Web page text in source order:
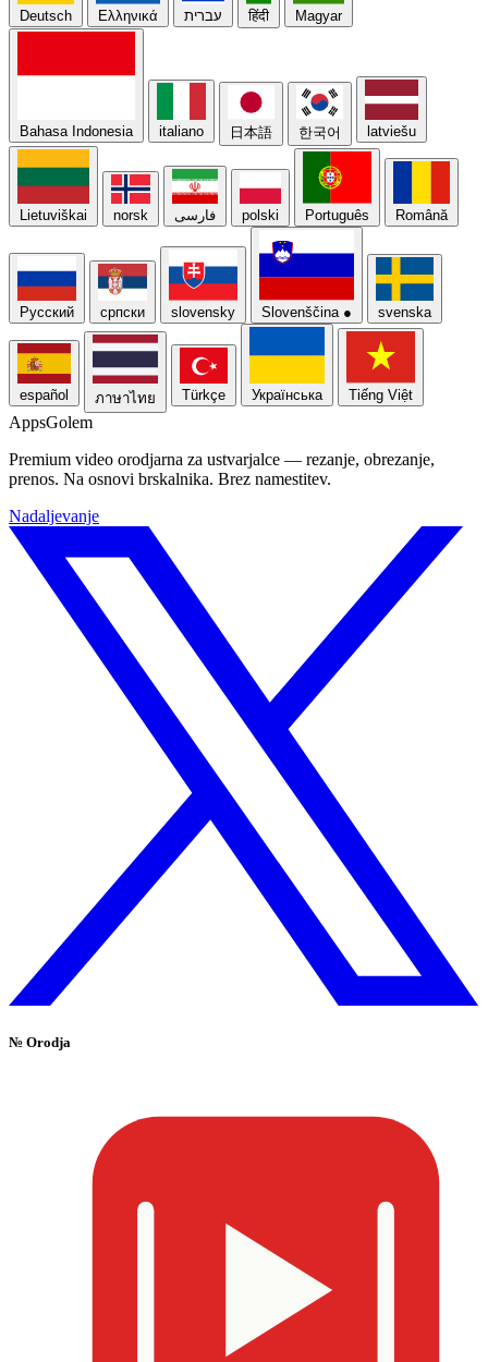
Deutsch Ελληνικά עברית हिंदी Magyar
Bahasa Indonesia italiano 日本語 한국어 latviešu
Lietuviškai norsk فارسی polski Português Română
Русский српски slovensky Slovenščina ● svenska
español ภาษาไทย Türkçe Українська Tiếng Việt
AppsGolem
Premium video orodjarna za ustvarjalce — rezanje, obrezanje,
prenos. Na osnovi brskalnika. Brez namestitev.
Nadaljevanje
№ Orodja